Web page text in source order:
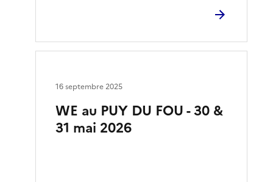
WE au PUY DU FOU - 30 &
31 mai 2026
16 septembre 2025